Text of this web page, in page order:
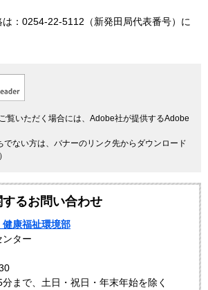
：0254-22-5112（新発田局代表番号）に
覧いただく場合には、Adobe社が提供するAdobe
ない方は、バナーのリンク先からダウンロード
るお問い合わせ
康福祉環境部
ンター
まで、土日・祝日・年末年始を除く